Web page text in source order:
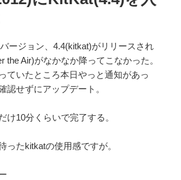
ージョン、4.4(kitkat)がリリースされ
the Air)がなかなか降ってこなかった。
ていたところ本日やっと通知があっ
認せずにアップデート。
け10分くらいで完了する。
ったkitkatの使用感ですが。